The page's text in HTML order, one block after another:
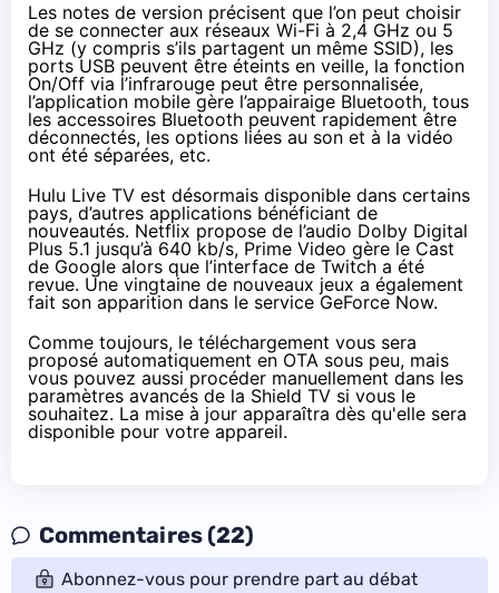
Les notes de version précisent que l’on peut choisir
de se connecter aux réseaux Wi-Fi à 2,4 GHz ou 5
GHz (y compris s’ils partagent un même SSID), les
ports USB peuvent être éteints en veille, la fonction
On/Off via l’infrarouge peut être personnalisée,
l’application mobile gère l’appairaige Bluetooth, tous
les accessoires Bluetooth peuvent rapidement être
déconnectés, les options liées au son et à la vidéo
ont été séparées, etc.
Hulu Live TV est désormais disponible dans certains
pays, d’autres applications bénéficiant de
nouveautés. Netflix propose de l’audio Dolby Digital
Plus 5.1 jusqu’à 640 kb/s, Prime Video gère le Cast
de Google alors que l’interface de Twitch a été
revue. Une vingtaine de nouveaux jeux a également
fait son apparition dans le service GeForce Now.
Comme toujours, le téléchargement vous sera
proposé automatiquement en OTA sous peu, mais
vous pouvez aussi procéder manuellement dans les
paramètres avancés de la Shield TV si vous le
souhaitez. La mise à jour apparaîtra dès qu'elle sera
disponible pour votre appareil.
Commentaires (22)
Abonnez-vous pour prendre part au débat